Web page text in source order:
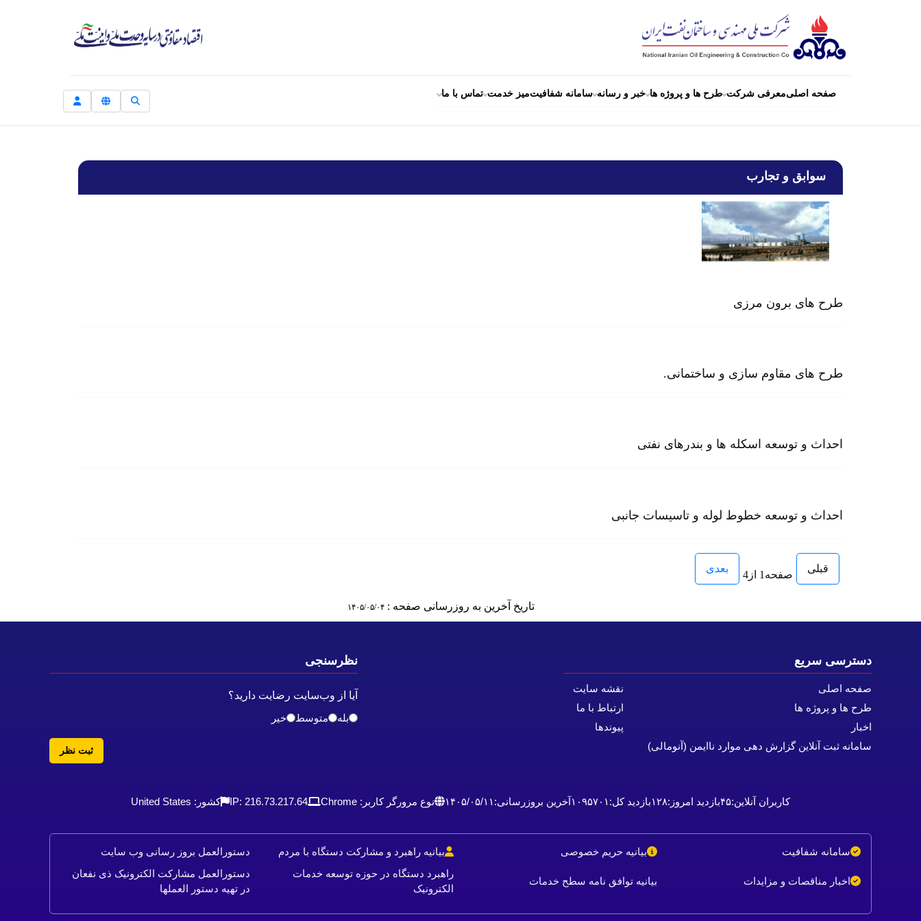
صفحه اصلیمعرفی شرکت طرح ها و پروژه ها خبر و رسانه سامانه شفافیتمیز خدمت تماس با ما
سوابق و تجارب
طرح های برون مرزی
طرح های مقاوم سازی و ساختمانی.
احداث و توسعه اسکله ها و بندرهای نفتی
احداث و توسعه خطوط لوله و تاسیسات جانبی
قبلی
صفحه1 از4
بعدی
تاریخ آخرین به روزرسانی صفحه :۱۴۰۵/۰۵/۰۴
دسترسی سریع
صفحه اصلی
طرح ها و پروژه ها
اخبار
سامانه ثبت آنلاین گزارش دهی موارد ناایمن (آنومالی)
نقشه سایت
ارتباط با ما
پیوندها
نظرسنجی
آیا از وب‌سایت رضایت دارید؟
بله
متوسط خیر
ثبت نظر
کاربران آنلاین:۴۵بازدید امروز:۱۲۸بازدید کل:۱۰۹۵۷۰۱آخرین بروزرسانی:۱۴۰۵/۰۵/۱۱ نوع مرورگر کاربر: Chrome IP: 216.73.217.64 کشور: United States
سامانه شفافیت بیانیه حریم خصوصی بیانیه راهبرد و مشارکت دستگاه با مردم دستورالعمل بروز رسانی وب سایت
اخبار مناقصات و مزایدات بیانیه توافق نامه سطح خدمات
راهبرد دستگاه در حوزه توسعه خدمات
الکترونیک
دستورالعمل مشارکت الکترونیک ذی نفعان
در تهیه دستور العملها